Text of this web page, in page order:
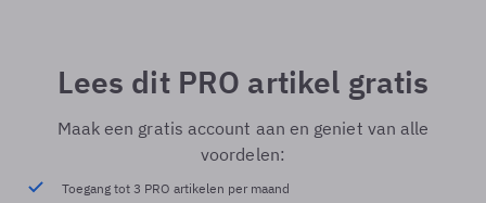
Lees dit PRO artikel gratis
Maak een gratis account aan en geniet van alle
voordelen:
Toegang tot 3 PRO artikelen per maand